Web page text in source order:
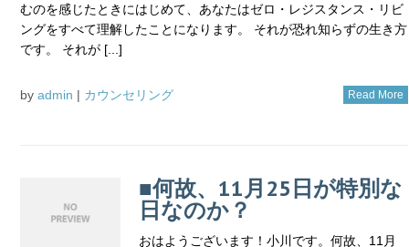
むのを感じたときにはじめて、あなたはゼロ・レジスタンス・リビ
ングをすべて理解したことになります。 それが恐れ知らずの生き方
です。 それが [...]
by admin | カウンセリング Read More
■何故、11月25日が特別な
日なのか？
おはようございます！小川です。何故、11月